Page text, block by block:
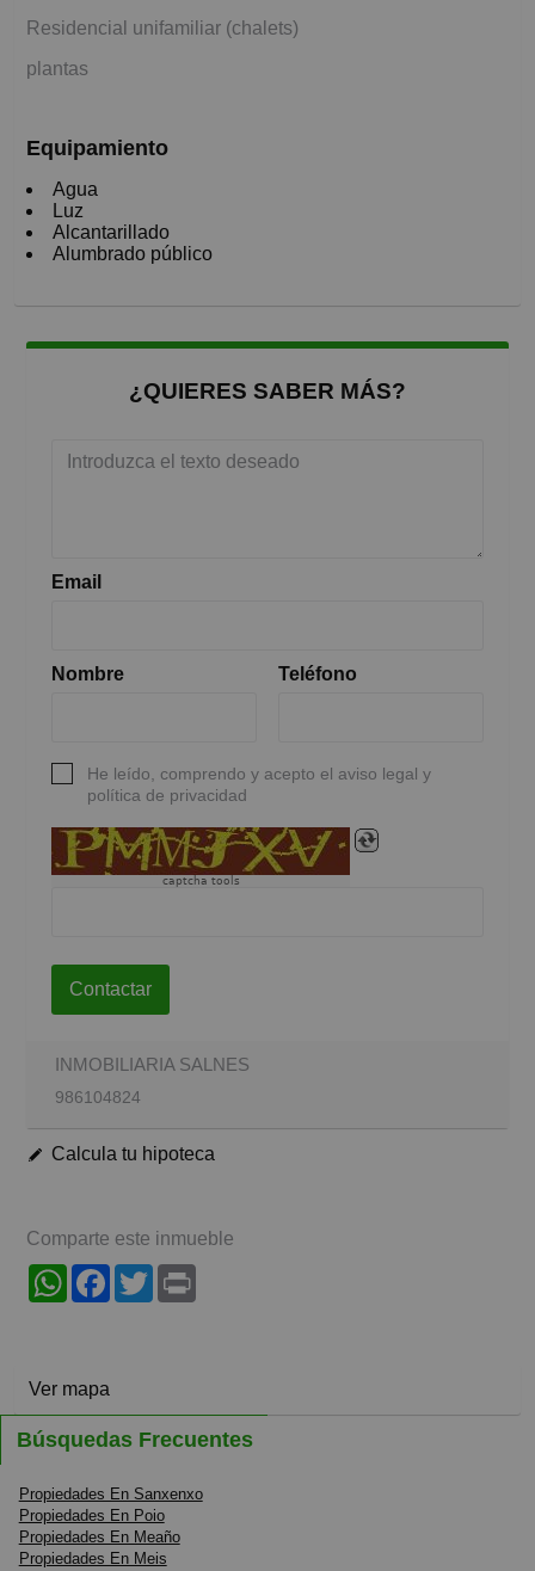
Residencial unifamiliar (chalets)
plantas
Equipamiento
Agua
Luz
Alcantarillado
Alumbrado público
¿QUIERES SABER MÁS?
Email
Nombre Teléfono
He leído, comprendo y acepto el aviso legal y
política de privacidad
captcha tools
Contactar
INMOBILIARIA SALNES
986104824
Calcula tu hipoteca
Comparte este inmueble
WhatsAppFacebook
Twitter
Ver mapa
Búsquedas Frecuentes
Propiedades En Sanxenxo
Propiedades En Poio
Propiedades En Meaño
Propiedades En Meis